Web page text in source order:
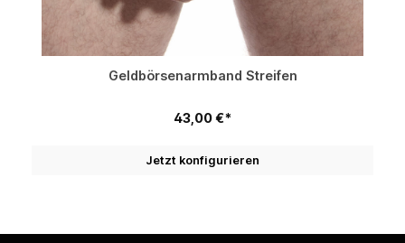
Geldbörsenarmband Streifen
43,00 €*
Jetzt konfigurieren